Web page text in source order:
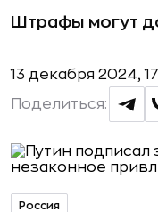
Штрафы могут
13 декабря 2024,
Поделиться:
Россия